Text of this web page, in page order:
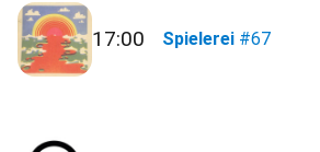
17:00 Spielerei #67